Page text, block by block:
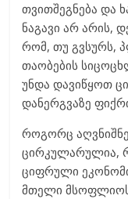
თვითშეგნება და
ნაგავი არ არის,
რომ, თუ გვსურს,
თაობების
უნდა დავიწყოთ
დანერგვაზე
როგორც
ცირკულარულია,
ციფრული
მთელი მსოფლიოს